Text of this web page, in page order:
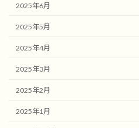
2025年6月
2025年5月
2025年4月
2025年3月
2025年2月
2025年1月